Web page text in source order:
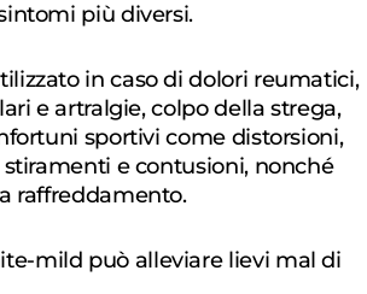
più diversi.
in caso di dolori reumatici,
e artralgie, colpo della strega,
sportivi come distorsioni,
e contusioni, nonché
raffreddamento.
mild può alleviare lievi mal di